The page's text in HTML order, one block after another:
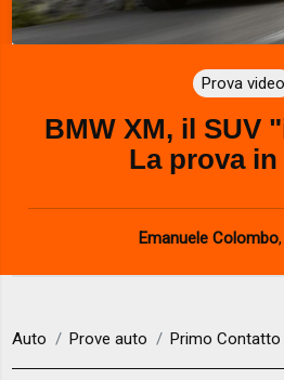
a
y
V
d
e
o
Prova video
BMW XM, il SUV
La prova
Emanuele Colombo,
Auto Prove auto Primo Contatto